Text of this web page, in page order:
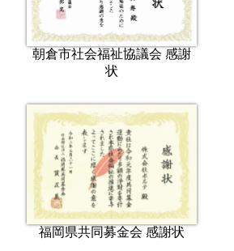
朝倉市社会福祉協議会 感謝
状
福岡県共同募金会 感謝状